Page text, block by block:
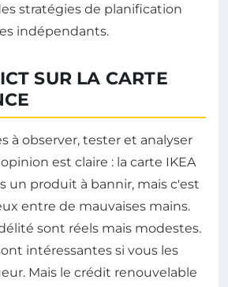
stratégies de planification
indépendants.
SUR LA CARTE
à observer, tester et analyser
est claire : la carte IKEA
un produit à bannir, mais c'est
entre de mauvaises mains.
sont réels mais modestes.
intéressantes si vous les
Mais le crédit renouvelable